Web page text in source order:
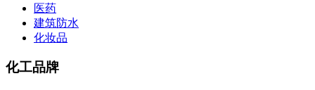
医药
建筑防水
化妆品
化工品牌